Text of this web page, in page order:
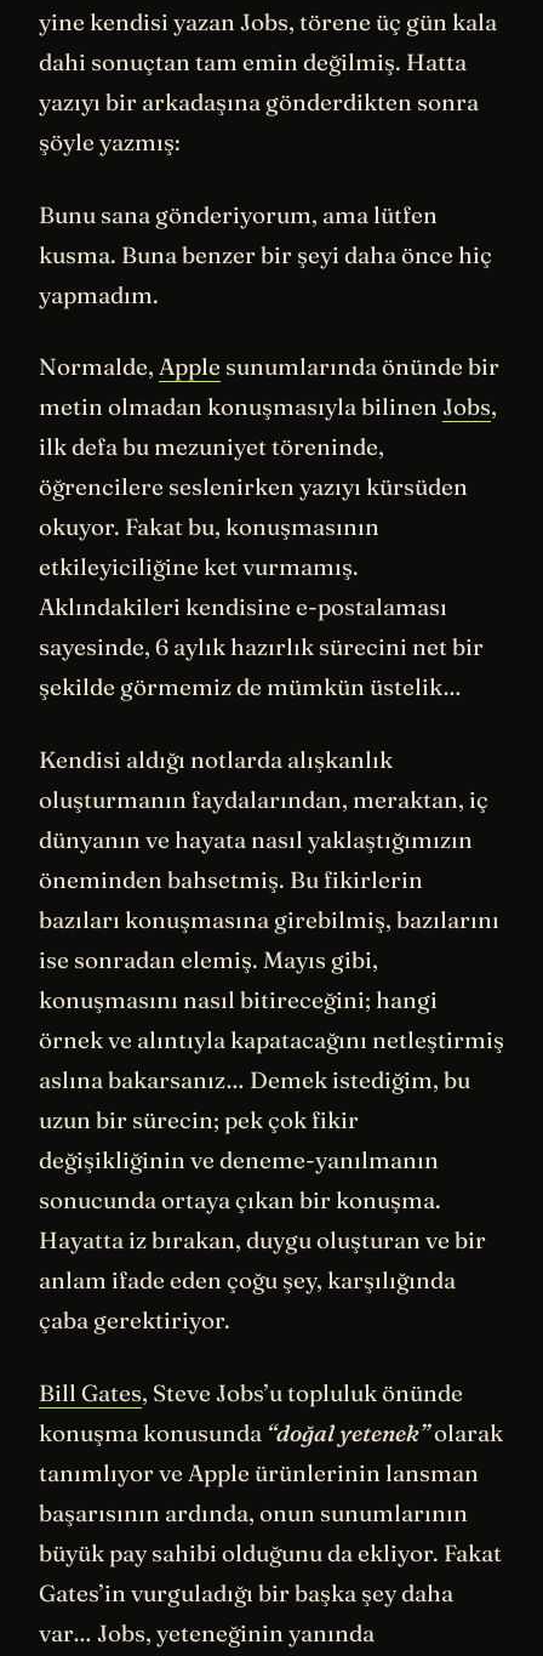
yine kendisi yazan Jobs, törene üç gün kala
dahi sonuçtan tam emin değilmiş. Hatta
yazıyı bir arkadaşına gönderdikten sonra
şöyle yazmış:
Bunu sana gönderiyorum, ama lütfen
kusma. Buna benzer bir şeyi daha önce hiç
yapmadım.
Normalde, Apple sunumlarında önünde bir
metin olmadan konuşmasıyla bilinen Jobs,
ilk defa bu mezuniyet töreninde,
öğrencilere seslenirken yazıyı kürsüden
okuyor. Fakat bu, konuşmasının
etkileyiciliğine ket vurmamış.
Aklındakileri kendisine e-postalaması
sayesinde, 6 aylık hazırlık sürecini net bir
şekilde görmemiz de mümkün üstelik…
Kendisi aldığı notlarda alışkanlık
oluşturmanın faydalarından, meraktan, iç
dünyanın ve hayata nasıl yaklaştığımızın
öneminden bahsetmiş. Bu fikirlerin
bazıları konuşmasına girebilmiş, bazılarını
ise sonradan elemiş. Mayıs gibi,
konuşmasını nasıl bitireceğini; hangi
örnek ve alıntıyla kapatacağını netleştirmiş
aslına bakarsanız… Demek istediğim, bu
uzun bir sürecin; pek çok fikir
değişikliğinin ve deneme-yanılmanın
sonucunda ortaya çıkan bir konuşma.
Hayatta iz bırakan, duygu oluşturan ve bir
anlam ifade eden çoğu şey, karşılığında
çaba gerektiriyor.
Bill Gates, Steve Jobs’u topluluk önünde
konuşma konusunda “doğal yetenek”olarak
tanımlıyor ve Apple ürünlerinin lansman
başarısının ardında, onun sunumlarının
büyük pay sahibi olduğunu da ekliyor. Fakat
Gates’in vurguladığı bir başka şey daha
var… Jobs, yeteneğinin yanında